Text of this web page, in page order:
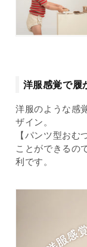
洋服感覚で履
洋服のような感
ザイン。
【パンツ型お
ことができるの
利です。